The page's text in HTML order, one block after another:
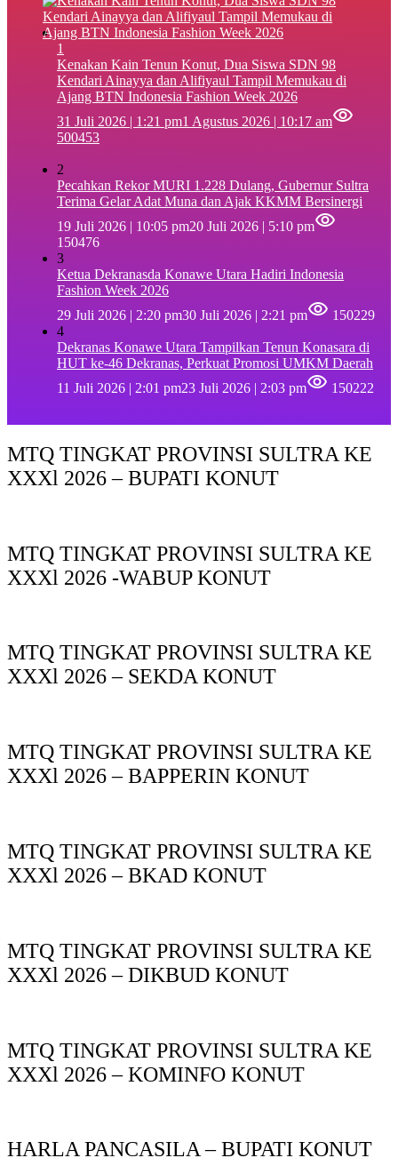
1
‎Kenakan Kain Tenun Konut, Dua Siswa SDN 98
Kendari Ainayya dan Alifiyaul Tampil Memukau di
Ajang BTN Indonesia Fashion Week 2026
31 Juli 2026 | 1:21 pm1 Agustus 2026 | 10:17 am
500453
2
Pecahkan Rekor MURI 1.228 Dulang, Gubernur Sultra
Terima Gelar Adat Muna dan Ajak KKMM Bersinergi
19 Juli 2026 | 10:05 pm20 Juli 2026 | 5:10 pm
150476
3
Ketua Dekranasda Konawe Utara Hadiri Indonesia
Fashion Week 2026
29 Juli 2026 | 2:20 pm30 Juli 2026 | 2:21 pm
150229
4
Dekranas Konawe Utara Tampilkan Tenun Konasara di
HUT ke-46 Dekranas, Perkuat Promosi UMKM Daerah
11 Juli 2026 | 2:01 pm23 Juli 2026 | 2:03 pm 150222
MTQ TINGKAT PROVINSI SULTRA KE
XXXl 2026 – BUPATI KONUT
MTQ TINGKAT PROVINSI SULTRA KE
XXXl 2026 -WABUP KONUT
MTQ TINGKAT PROVINSI SULTRA KE
XXXl 2026 – SEKDA KONUT
MTQ TINGKAT PROVINSI SULTRA KE
XXXl 2026 – BAPPERIN KONUT
MTQ TINGKAT PROVINSI SULTRA KE
XXXl 2026 – BKAD KONUT
MTQ TINGKAT PROVINSI SULTRA KE
XXXl 2026 – DIKBUD KONUT
MTQ TINGKAT PROVINSI SULTRA KE
XXXl 2026 – KOMINFO KONUT
HARLA PANCASILA – BUPATI KONUT